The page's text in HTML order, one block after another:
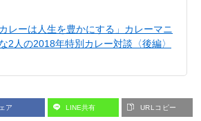
カレーは人生を豊かにする」カレーマニ
2人の2018年特別カレー対談〈後編〉
ア LINE共有 URLコピー